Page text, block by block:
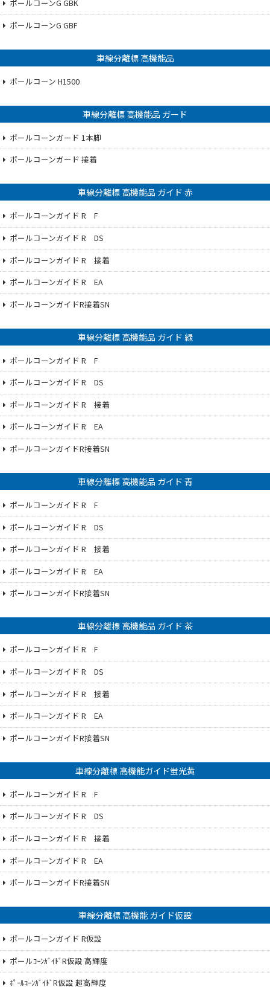
ポールコーンG GBK
ポールコーンG GBF
車線分離標 高機能品
ポールコーン H1500
車線分離標 高機能品 ガード
ポールコーンガード 1本脚
ポールコーンガード 接着
車線分離標 高機能品 ガイド 赤
ポールコーンガイド R F
ポールコーンガイド R DS
ポールコーンガイド R 接着
ポールコーンガイド R EA
ポールコーンガイドR接着SN
車線分離標 高機能品 ガイド 緑
ポールコーンガイド R F
ポールコーンガイド R DS
ポールコーンガイド R 接着
ポールコーンガイド R EA
ポールコーンガイドR接着SN
車線分離標 高機能品 ガイド 青
ポールコーンガイド R F
ポールコーンガイド R DS
ポールコーンガイド R 接着
ポールコーンガイド R EA
ポールコーンガイドR接着SN
車線分離標 高機能品 ガイド 茶
ポールコーンガイド R F
ポールコーンガイド R DS
ポールコーンガイド R 接着
ポールコーンガイド R EA
ポールコーンガイドR接着SN
車線分離標 高機能ガイド蛍光黄
ポールコーンガイド R F
ポールコーンガイド R DS
ポールコーンガイド R 接着
ポールコーンガイド R EA
ポールコーンガイドR接着SN
車線分離標 高機能 ガイド仮設
ポールコーンガイド R仮設
ポールｺｰﾝｶﾞｲﾄﾞR仮設 高輝度
ﾎﾟｰﾙｺｰﾝｶﾞｲﾄﾞR仮設 超高輝度